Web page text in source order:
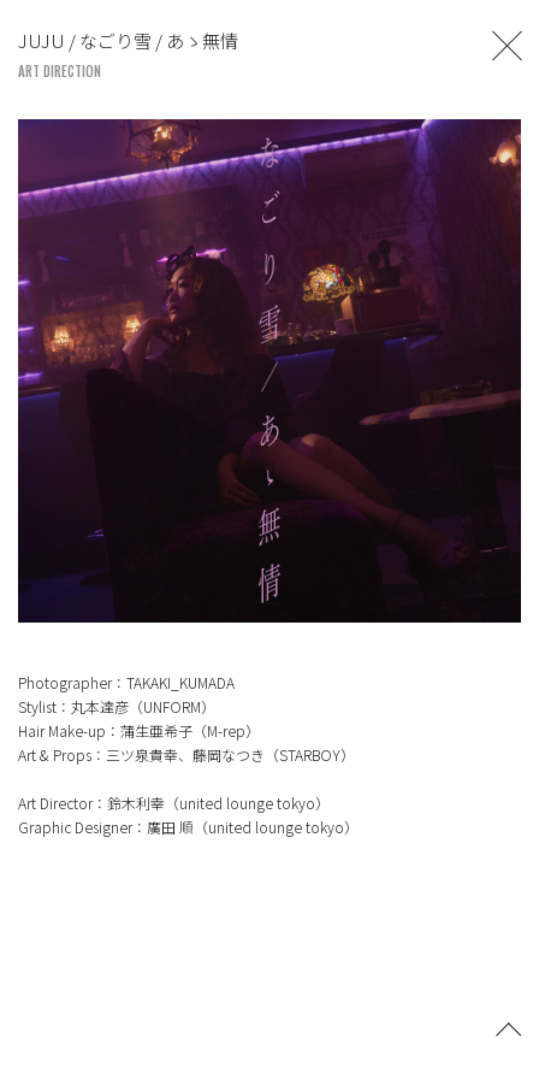
TOSHIYUKI SUZUKI
UNITED LOUNGE TOKYO
JUJU / なごり雪 / あゝ無情
ART DIRECTION
Photographer：TAKAKI_KUMADA
Stylist：丸本達彦（UNFORM）
Hair Make-up：蒲生亜希子（M-rep）
Art & Props：三ツ泉貴幸、藤岡なつき（STARBOY）
Art Director：鈴木利幸（united lounge tokyo）
Graphic Designer：廣田 順（united lounge tokyo）